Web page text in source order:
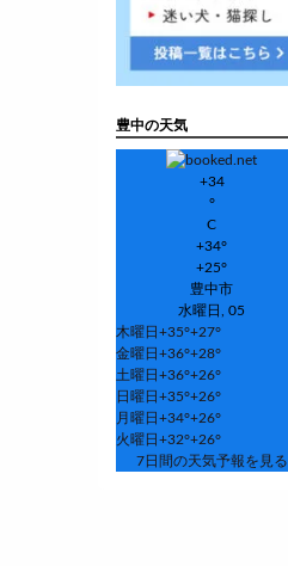
豊中の天気
+34
°
C
+34°
+25°
豊中市
水曜日, 05
木曜日 +35°+27°
金曜日 +36°+28°
土曜日 +36°+26°
日曜日 +35°+26°
月曜日 +34°+26°
火曜日 +32°+26°
7日間の天気予報を見る